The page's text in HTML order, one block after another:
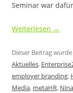
Seminar war
Weiterlesen →
Dieser Beitrag
Aktuelles,
employer branding,
Media, metaHR,